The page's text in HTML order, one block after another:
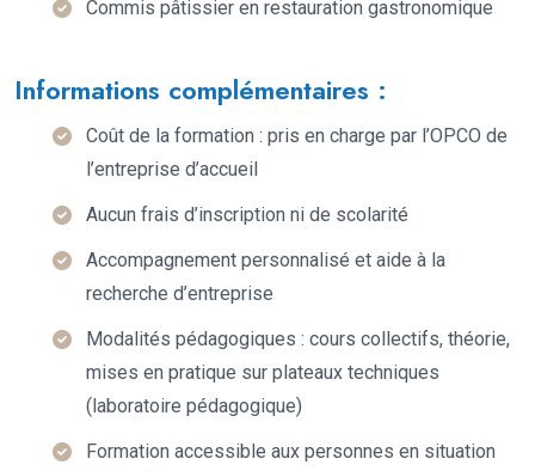
Commis pâtissier en restauration gastronomique
Informations complémentaires :
Coût de la formation : pris en charge par l’OPCO de
l’entreprise d’accueil
Aucun frais d’inscription ni de scolarité
Accompagnement personnalisé et aide à la
recherche d’entreprise
Modalités pédagogiques : cours collectifs, théorie,
mises en pratique sur plateaux techniques
(laboratoire pédagogique)
Formation accessible aux personnes en situation